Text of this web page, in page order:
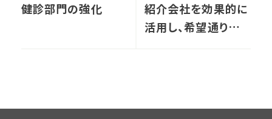
健診部門の強化
紹介会社を効果的に
活用し、希望通りの